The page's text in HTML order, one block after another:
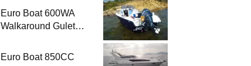
Euro Boat 600WA
Walkaround Gulet
Euro Boat 850CC